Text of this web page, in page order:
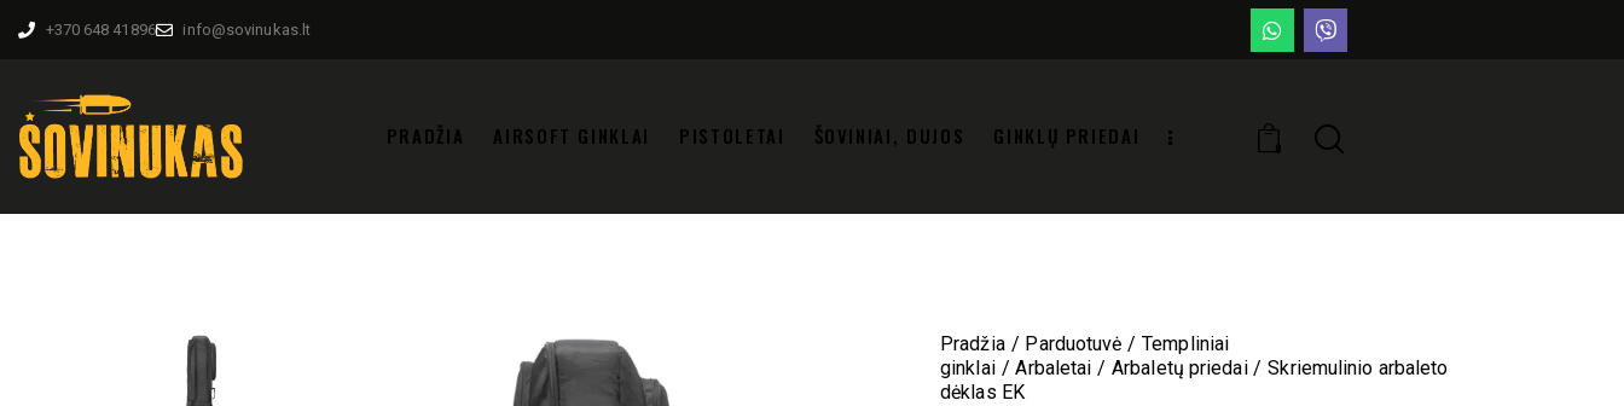
+370 648 41896 info@sovinukas.lt
PRADŽIA AIRSOFT GINKLAI PISTOLETAI ŠOVINIAI, DUJOS GINKLŲ PRIEDAI
0
Pradžia Parduotuvė
Templiniai
ginklai
Arbaletai Arbaletų priedai
Skriemulinio arbaleto
dėklas EK